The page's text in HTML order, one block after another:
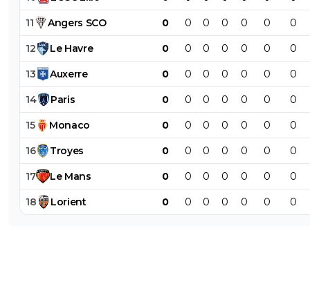
11 Angers SCO 0 0 0 0 0 0 0
12 Le Havre 0 0 0 0 0 0 0
13 Auxerre 0 0 0 0 0 0 0
14 Paris 0 0 0 0 0 0 0
15 Monaco 0 0 0 0 0 0 0
16 Troyes 0 0 0 0 0 0 0
17 Le Mans 0 0 0 0 0 0 0
18 Lorient 0 0 0 0 0 0 0